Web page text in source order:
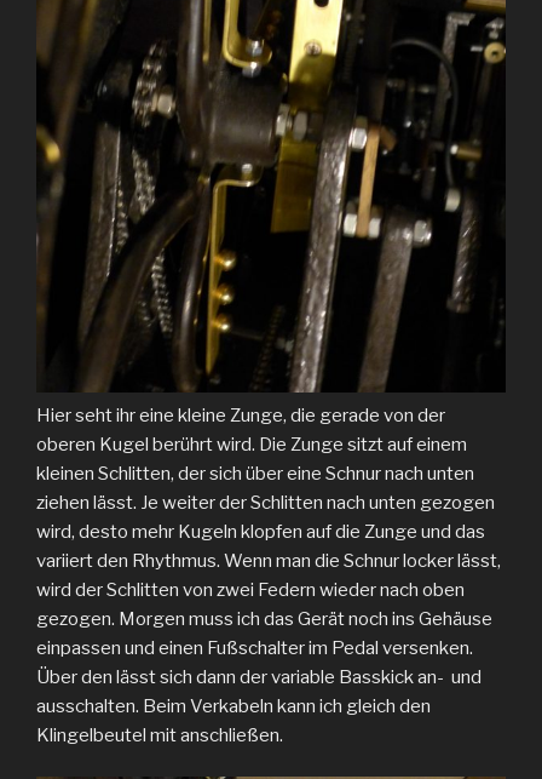
Hier seht ihr eine kleine Zunge, die gerade von der
oberen Kugel berührt wird. Die Zunge sitzt auf einem
kleinen Schlitten, der sich über eine Schnur nach unten
ziehen lässt. Je weiter der Schlitten nach unten gezogen
wird, desto mehr Kugeln klopfen auf die Zunge und das
variiert den Rhythmus. Wenn man die Schnur locker lässt,
wird der Schlitten von zwei Federn wieder nach oben
gezogen. Morgen muss ich das Gerät noch ins Gehäuse
einpassen und einen Fußschalter im Pedal versenken.
Über den lässt sich dann der variable Basskick an- und
ausschalten. Beim Verkabeln kann ich gleich den
Klingelbeutel mit anschließen.